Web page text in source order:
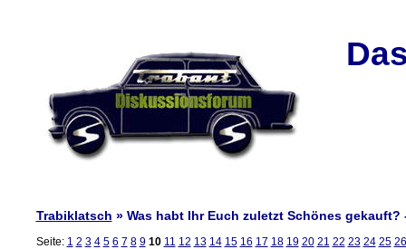
Trabiklatsch » Was habt Ihr Euch zuletzt Schönes gekauft?
Seite: 1 2 3 4 5 6 7 8 9 10 11 12 13 14 15 16 17 18 19 20 21 22 23 24 25 26